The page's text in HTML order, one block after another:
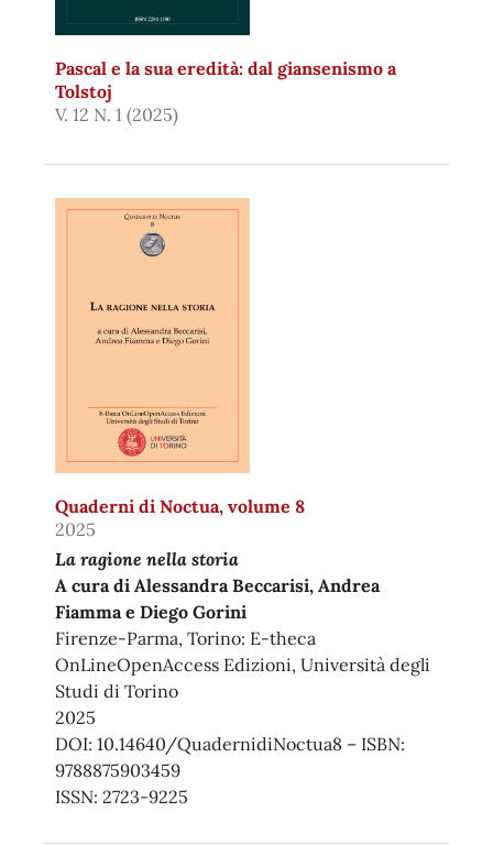
Pascal e la sua eredità: dal giansenismo a
Tolstoj
V. 12 N. 1 (2025)
Quaderni di Noctua, volume 8
2025
La ragione nella storia
A cura di Alessandra Beccarisi, Andrea
Fiamma e Diego Gorini
Firenze-Parma, Torino: E-theca
OnLineOpenAccess Edizioni, Università degli
Studi di Torino
2025
DOI: 10.14640/QuadernidiNoctua8 – ISBN:
9788875903459
ISSN: 2723-9225